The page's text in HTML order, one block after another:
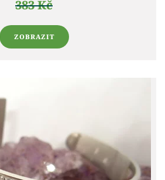
383 Kč
ZOBRAZIT